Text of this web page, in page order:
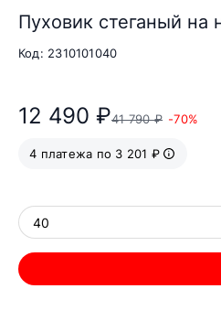
Пуховик стеганый на
Код: 2310101040
12 490 ₽41 790 ₽ -70%
4 платежа по 3 201 ₽
40